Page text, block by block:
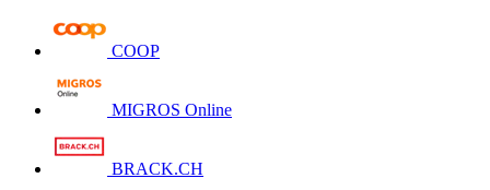
COOP
MIGROS Online
BRACK.CH